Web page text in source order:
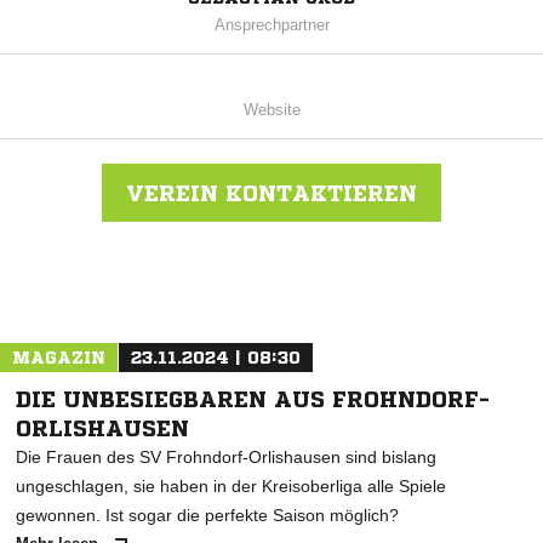
Ansprechpartner
Website
VEREIN KONTAKTIEREN
MAGAZIN 23.11.2024 | 08:30
DIE UNBESIEGBAREN AUS FROHNDORF-
ORLISHAUSEN
Die Frauen des SV Frohndorf-Orlishausen sind bislang
ungeschlagen, sie haben in der Kreisoberliga alle Spiele
gewonnen. Ist sogar die perfekte Saison möglich?